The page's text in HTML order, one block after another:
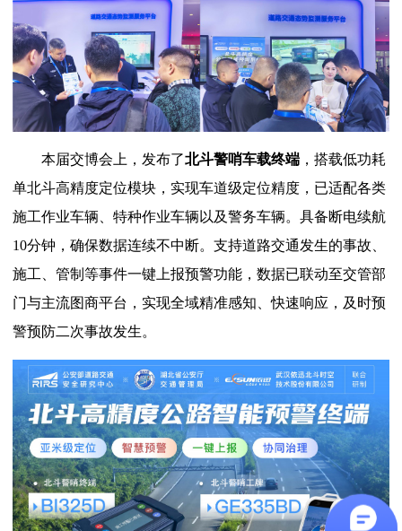
本届交博会上，发布了北斗警哨车载终端 ，搭载低功耗
单北斗高精度定位模块，实现车道级定位精度，已适配各类
施工作业车辆、特种作业车辆以及警务车辆。具备断电续航
10分钟，确保数据连续不中断。支持道路交通发生的事故、
施工、管制等事件一键上报预警功能，数据已联动至交管部
门与主流图商平台，实现全域精准感知、快速响应，及时预
警预防二次事故发生。